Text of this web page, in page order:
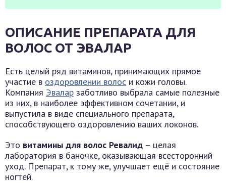
ОПИСАНИЕ ПРЕПАРАТА ДЛЯ
ВОЛОС ОТ ЭВАЛАР
Есть целый ряд витаминов, принимающих прямое
участие в оздоровлении волос и кожи головы.
Компания Эвалар заботливо выбрала самые полезные
из них, в наиболее эффективном сочетании, и
выпустила в виде специального препарата,
способствующего оздоровлению ваших локонов.
Это витамины для волос Ревалид – целая
лаборатория в баночке, оказывающая всесторонний
уход. Препарат, к тому же, улучшает ещё и состояние
ногтей.